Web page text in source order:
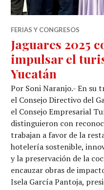
FERIAS Y CONGRESOS
Jaguares 2025
impulsar el
Yucatán
Por Soni Naranjo.- En su
el Consejo Directivo del
el Consejo Empresarial
distinguieron con
trabajan a favor de la
hotelería sostenible,
y la preservación de la
encauzar obras de
Isela García Pantoja,